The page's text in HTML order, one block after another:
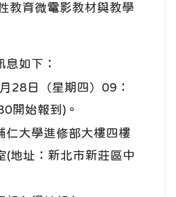
教育微電影教材與教學
息如下：
28日（星期四）09：
開始報到)。
仁大學進修部大樓四樓
(地址：新北市新莊區中